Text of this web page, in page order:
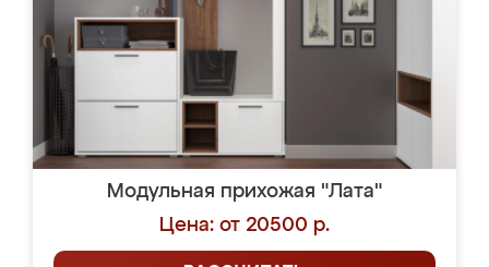
Модульная прихожая "Лата"
Цена: от 20500 р.